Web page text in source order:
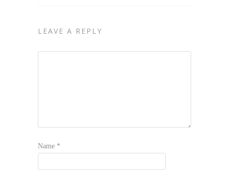
LEAVE A REPLY
Name *